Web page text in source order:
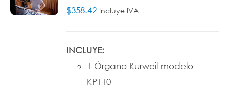
AÑADIR
$358.42 Incluye IVA
INCLUYE:
1 Órgano Kurweil modelo
KP110